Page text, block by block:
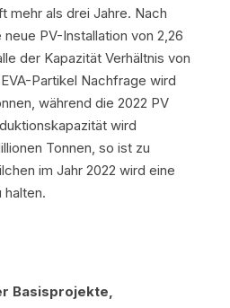
mehr als drei Jahre. Nach
PV-Installation von 2,26
der Kapazität Verhältnis von
Partikel Nachfrage wird
während die 2022 PV
wird
Tonnen, so ist zu
im Jahr 2022 wird eine
halten.
Basisprojekte,